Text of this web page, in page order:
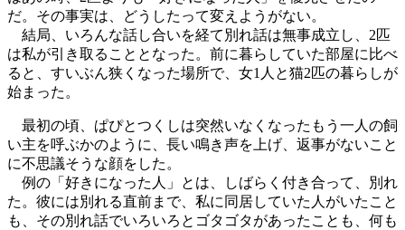
だ。その事実は、どうしたって変えようがない。
結局、いろんな話し合いを経て別れ話は無事成立し、2匹
は私が引き取ることとなった。前に暮らしていた部屋に比べ
ると、すいぶん狭くなった場所で、女1人と猫2匹の暮らしが
始まった。
最初の頃、ぱぴとつくしは突然いなくなったもう一人の飼
い主を呼ぶかのように、長い鳴き声を上げ、返事がないこと
に不思議そうな顔をした。
例の「好きになった人」とは、しばらく付き合って、別れ
た。彼には別れる直前まで、私に同居していた人がいたこと
も、その別れ話でいろいろとゴタゴタがあったことも、何も